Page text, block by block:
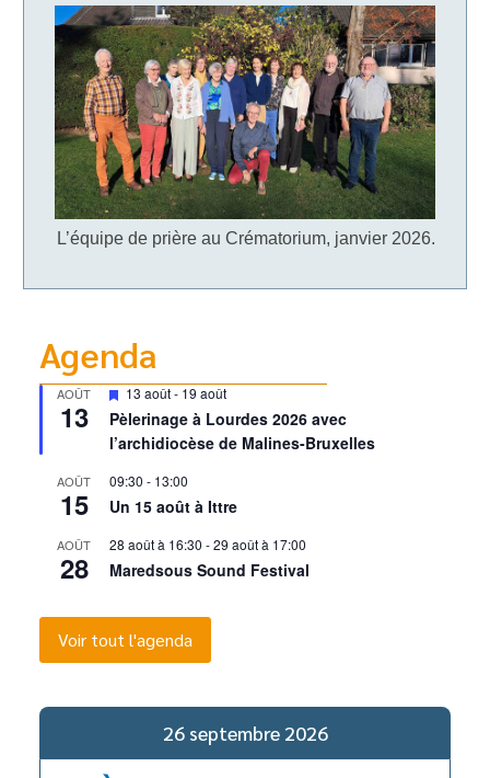
L’équipe de prière au Crématorium, janvier 2026.
Agenda
AOÛT
13
Mis
en
avant
13 août- 19 août
Pèlerinage à Lourdes 2026 avec
l’archidiocèse de Malines-Bruxelles
AOÛT
15
09:30 - 13:00
Un 15 août à Ittre
AOÛT
28
28 août à 16:30 -29 août à 17:00
Maredsous Sound Festival
Voir tout l'agenda
26 septembre 2026